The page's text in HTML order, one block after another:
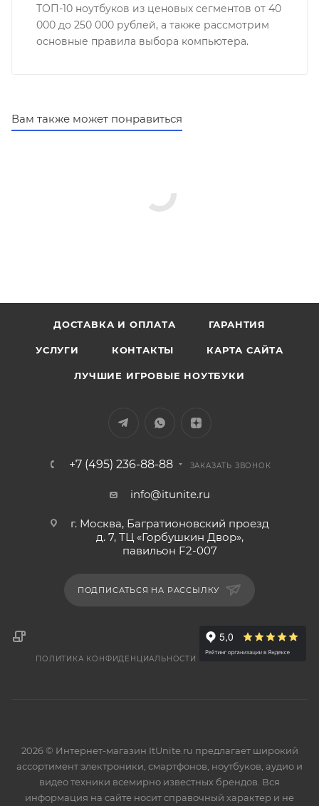
ТОП-10 ноутбуков из ценовых сегментов от 40
000 до 250 000 рублей, а также рассмотрим
основные правила выбора компьютера.
Вам также может понравиться
ДОСТАВКА И ОПЛАТА ГАРАНТИЯ
УСЛУГИ КОНТАКТЫ КАРТА САЙТА
ЛУЧШИЕ ИГРОВЫЕ НОУТБУКИ
+7 (495) 236-88-88 ЗАКАЗАТЬ ЗВОНОК
info@itunite.ru
г. Москва, Багратионовский проезд
д. 7, ТЦ «Горбушкин Двор»,
павильон F2-007
ПОДПИСАТЬСЯ НА РАССЫЛКУ
ПОЛИТИКА КОНФИДЕНЦИАЛЬНОСТИ
2026 © Интернет-магазин ItUnite.ru предлагает широкий
ассортимент электроники, смартфонов, ноутбуков, аудио и
видео техники всемирно известных брендов. Вся
информация на сайте носит справочный характер и не